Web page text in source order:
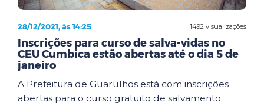
1492 visualizações
28/12/2021, às 14:25
Inscrições para curso de salva-vidas no
CEU Cumbica estão abertas até o dia 5 de
janeiro
A Prefeitura de Guarulhos está com inscrições
abertas para o curso gratuito de salvamento